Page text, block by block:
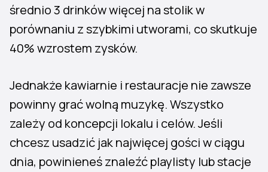
średnio 3 drinków więcej na stolik w
porównaniu z szybkimi utworami, co skutkuje
40% wzrostem zysków.
Jednakże kawiarnie i restauracje nie zawsze
powinny grać wolną muzykę. Wszystko
zależy od koncepcji lokalu i celów. Jeśli
chcesz usadzić jak najwięcej gości w ciągu
dnia, powinieneś znaleźć playlisty lub stacje